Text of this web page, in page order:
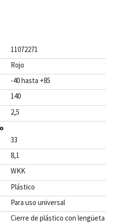
11072271
Rojo
-40 hasta +85
140
2,5
33
8,1
WKK
Plástico
Para uso universal
Cierre de plástico con lengüeta